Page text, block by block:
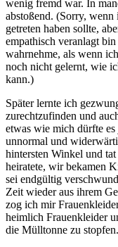
wenig fremd war. In
abstoßend. (Sorry,
getreten haben sollte,
empathisch veranlagt
wahrnehme, als wenn
noch nicht gelernt, wie
kann.)
Später lernte ich
zurechtzufinden und
etwas wie mich dürfte
unnormal und
hintersten Winkel und
heiratete, wir bekamen
sei endgültig
Zeit wieder aus ihrem
zog ich mir
heimlich Frauenkleider
die Mülltonne zu stopfen.